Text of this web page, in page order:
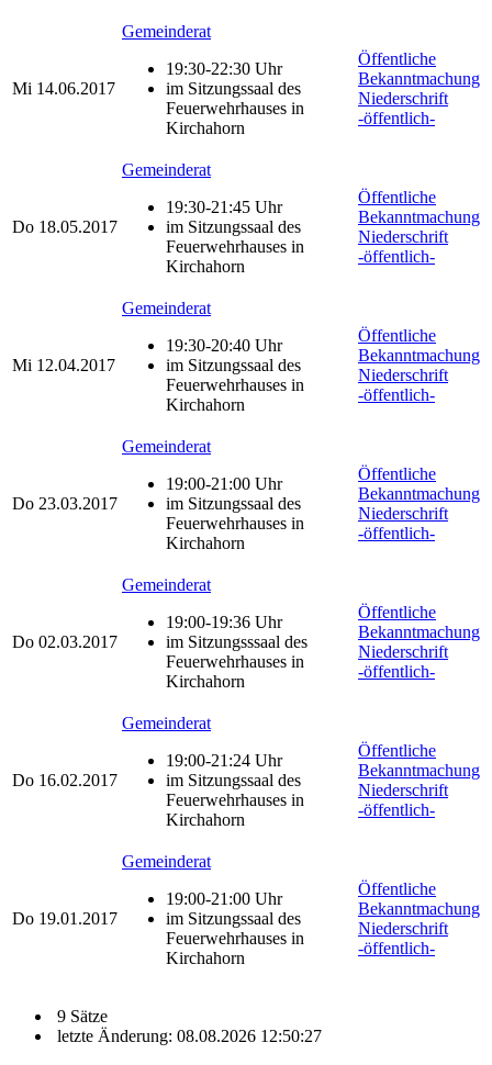
Mi 14.06.2017
Gemeinderat
19:30-22:30 Uhr
im Sitzungssaal des
Feuerwehrhauses in
Kirchahorn
Öffentliche
Bekanntmachung
Niederschrift
-öffentlich-
Do 18.05.2017
Gemeinderat
19:30-21:45 Uhr
im Sitzungssaal des
Feuerwehrhauses in
Kirchahorn
Öffentliche
Bekanntmachung
Niederschrift
-öffentlich-
Mi 12.04.2017
Gemeinderat
19:30-20:40 Uhr
im Sitzungssaal des
Feuerwehrhauses in
Kirchahorn
Öffentliche
Bekanntmachung
Niederschrift
-öffentlich-
Do 23.03.2017
Gemeinderat
19:00-21:00 Uhr
im Sitzungssaal des
Feuerwehrhauses in
Kirchahorn
Öffentliche
Bekanntmachung
Niederschrift
-öffentlich-
Do 02.03.2017
Gemeinderat
19:00-19:36 Uhr
im Sitzungsssaal des
Feuerwehrhauses in
Kirchahorn
Öffentliche
Bekanntmachung
Niederschrift
-öffentlich-
Do 16.02.2017
Gemeinderat
19:00-21:24 Uhr
im Sitzungssaal des
Feuerwehrhauses in
Kirchahorn
Öffentliche
Bekanntmachung
Niederschrift
-öffentlich-
Do 19.01.2017
Gemeinderat
19:00-21:00 Uhr
im Sitzungssaal des
Feuerwehrhauses in
Kirchahorn
Öffentliche
Bekanntmachung
Niederschrift
-öffentlich-
9 Sätze
letzte Änderung: 08.08.2026 12:50:27